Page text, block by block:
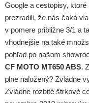
Google a cestopisy,
prezradili, že nás čaká
v pomere približne 3/1 a
vhodnejšie na také
pohľad po našom
CF MOTO MT650 ABS.
plne naložený? Zvládne
Zvládne rozbité štrkové